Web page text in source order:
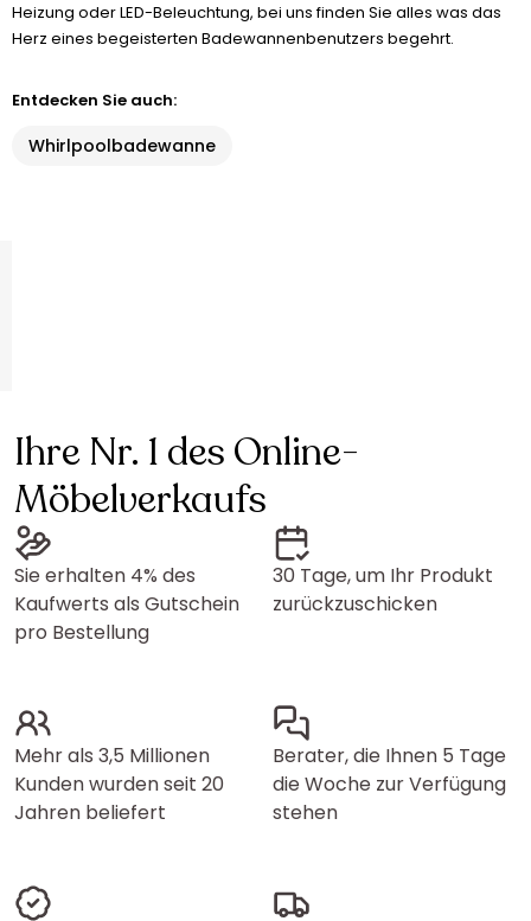
Heizung oder LED-Beleuchtung, bei uns finden Sie alles was das
Herz eines begeisterten Badewannenbenutzers begehrt.
Entdecken Sie auch:
Whirlpoolbadewanne
Ihre Nr. 1 des Online-
Möbelverkaufs
Sie erhalten 4% des
Kaufwerts als Gutschein
pro Bestellung
30 Tage, um Ihr Produkt
zurückzuschicken
Mehr als 3,5 Millionen
Kunden wurden seit 20
Jahren beliefert
Berater, die Ihnen 5 Tage
die Woche zur Verfügung
stehen